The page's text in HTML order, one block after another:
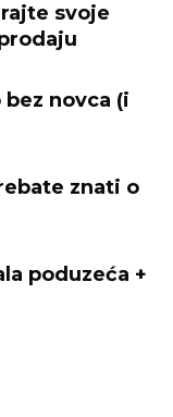
svoje
novca (i
znati o
poduzeća +